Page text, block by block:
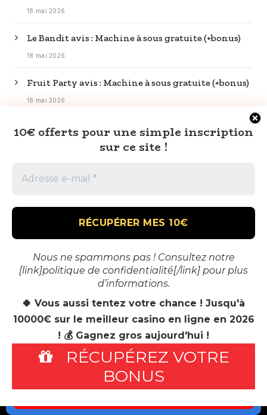
10€ offerts pour une simple inscription
sur ce site !
Nous ne spammons pas ! Consultez notre
[link]politique de confidentialité[/link] pour plus
d’informations.
🍀 Vous aussi tentez votre chance ! Jusqu'à
10000€ sur le meilleur casino en ligne en 2026
! 💰 Gagnez gros aujourd'hui !
RÉCUPÉREZ VOTRE
BONUS
18 mai 2026
Le Bandit avis : Machine à sous gratuite (+bonus)
18 mai 2026
Fruit Party avis : Machine à sous gratuite (+bonus)
18 mai 2026
Rip City avis : Machine à sous gratuite (+bonus)
RSS
À PROPOS MENTIONS LÉGALES CONTACT
🎁 VOUS AUSSI TENTEZ DE GAGNEZ GROS